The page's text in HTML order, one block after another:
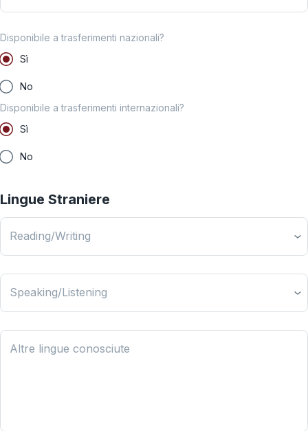
Disponibile a trasferimenti nazionali?
Sì
No
Disponibile a trasferimenti internazionali?
Sì
No
Lingue Straniere
Reading/Writing
Speaking/Listening
Altre lingue conosciute